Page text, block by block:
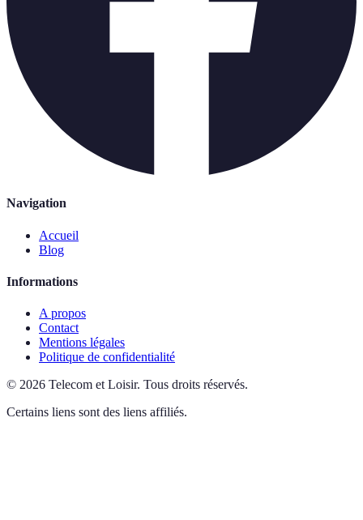
Navigation
Accueil
Blog
Informations
A propos
Contact
Mentions légales
Politique de confidentialité
© 2026 Telecom et Loisir. Tous droits réservés.
Certains liens sont des liens affiliés.